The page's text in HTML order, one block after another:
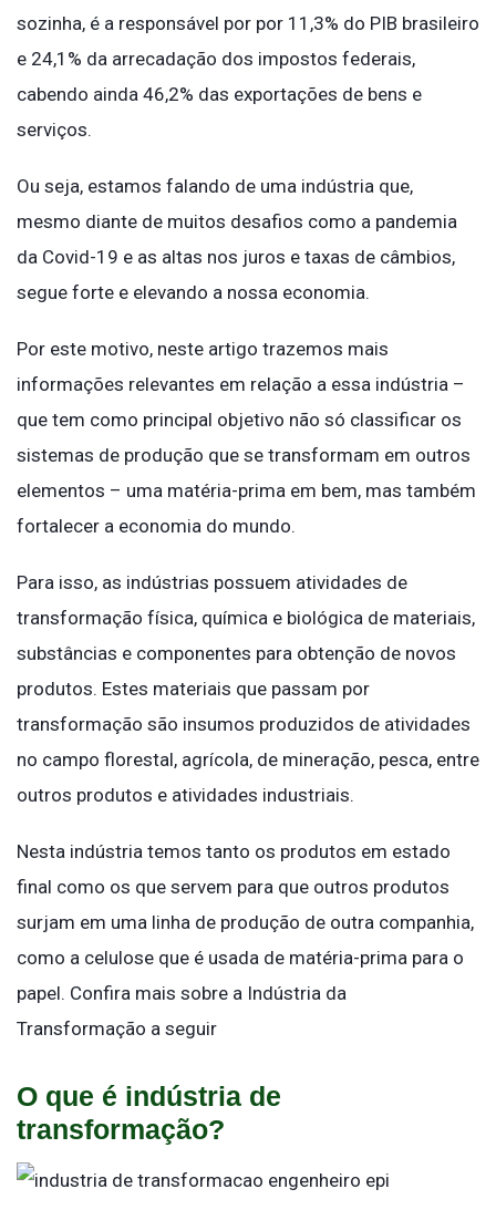
sozinha, é a responsável por por 11,3% do PIB brasileiro
e 24,1% da arrecadação dos impostos federais,
cabendo ainda 46,2% das exportações de bens e
serviços.
Ou seja, estamos falando de uma indústria que,
mesmo diante de muitos desafios como a pandemia
da Covid-19 e as altas nos juros e taxas de câmbios,
segue forte e elevando a nossa economia.
Por este motivo, neste artigo trazemos mais
informações relevantes em relação a essa indústria –
que tem como principal objetivo não só classificar os
sistemas de produção que se transformam em outros
elementos – uma matéria-prima em bem, mas também
fortalecer a economia do mundo.
Para isso, as indústrias possuem atividades de
transformação física, química e biológica de materiais,
substâncias e componentes para obtenção de novos
produtos. Estes materiais que passam por
transformação são insumos produzidos de atividades
no campo florestal, agrícola, de mineração, pesca, entre
outros produtos e atividades industriais.
Nesta indústria temos tanto os produtos em estado
final como os que servem para que outros produtos
surjam em uma linha de produção de outra companhia,
como a celulose que é usada de matéria-prima para o
papel. Confira mais sobre a Indústria da
Transformação a seguir
O que é indústria de
transformação?